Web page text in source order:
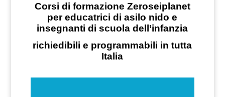
Corsi di formazione Zeroseiplanet
per educatrici di asilo nido e
insegnanti di scuola dell’infanzia
richiedibili e programmabili in tutta
Italia